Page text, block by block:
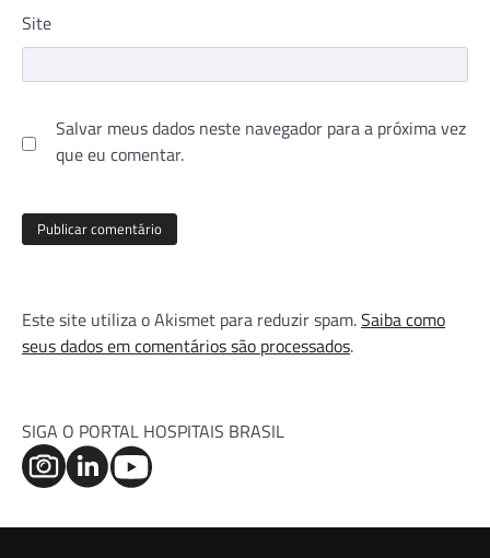
Site
Salvar meus dados neste navegador para a próxima vez
que eu comentar.
Este site utiliza o Akismet para reduzir spam.Saiba como
seus dados em comentários são processados.
SIGA O PORTAL HOSPITAIS BRASIL